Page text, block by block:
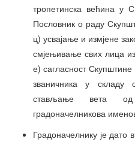
тропетинска већина у
Пословник о раду
ц) усвајање и измјене
смјењивање свих лица
е) сагласност
званичника у
стављање вета
градоначелникова
Градоначелнику је